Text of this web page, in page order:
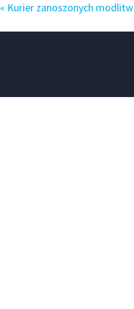
« Kurier zanoszonych modlitw